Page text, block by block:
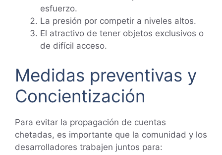
esfuerzo.
La presión por competir a niveles altos.
El atractivo de tener objetos exclusivos o
de difícil acceso.
Medidas preventivas y
Concientización
Para evitar la propagación de cuentas
chetadas, es importante que la comunidad y los
desarrolladores trabajen juntos para: